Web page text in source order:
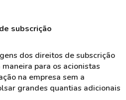
subscrição
dos direitos de subscrição
para os acionistas
na empresa sem a
grandes quantias adicionais